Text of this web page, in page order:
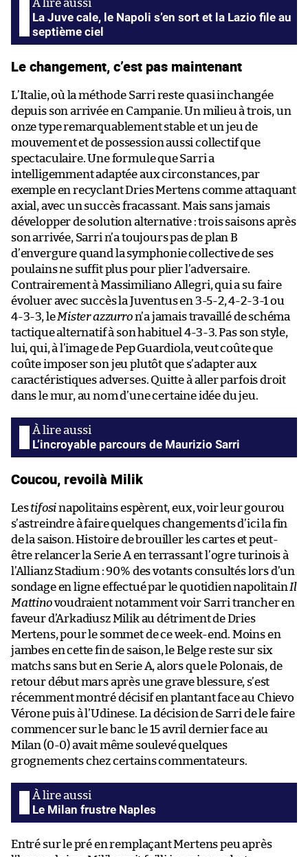
La Juve cale, le Napoli s’en sort et la Lazio file au
septième ciel
Le changement, c’est pas maintenant
L’Italie, où la méthode Sarri reste quasi inchangée
depuis son arrivée en Campanie. Un milieu à trois, un
onze type remarquablement stable et un jeu de
mouvement et de possession aussi collectif que
spectaculaire. Une formule que Sarri a
intelligemment adaptée aux circonstances, par
exemple en recyclant Dries Mertens comme attaquant
axial, avec un succès fracassant. Mais sans jamais
développer de solution alternative : trois saisons après
son arrivée, Sarri n’a toujours pas de plan B
d’envergure quand la symphonie collective de ses
poulains ne suffit plus pour plier l’adversaire.
Contrairement à Massimiliano Allegri, qui a su faire
évoluer avec succès la Juventus en 3-5-2, 4-2-3-1 ou
4-3-3, leMister azzurron’a jamais travaillé de schéma
tactique alternatif à son habituel 4-3-3. Pas son style,
lui, qui, à l’image de Pep Guardiola, veut coûte que
coûte imposer son jeu plutôt que s’adapter aux
caractéristiques adverses. Quitte à aller parfois droit
dans le mur, au nom d’une certaine idée du jeu.
L’incroyable parcours de Maurizio Sarri
Coucou, revoilà Milik
Lestifosinapolitains espèrent, eux, voir leur gourou
s’astreindre à faire quelques changements d’ici la fin
de la saison. Histoire de brouiller les cartes et peut-
être relancer la Serie A en terrassant l’ogre turinois à
l’Allianz Stadium : 90% des votants consultés lors d’un
sondage en ligne effectué par le quotidien napolitain Il
Mattinovoudraient notamment voir Sarri trancher en
faveur d’Arkadiusz Milik au détriment de Dries
Mertens, pour le sommet de ce week-end. Moins en
jambes en cette fin de saison, le Belge reste sur six
matchs sans but en Serie A, alors que le Polonais, de
retour début mars après une grave blessure, s’est
récemment montré décisif en plantant face au Chievo
Vérone puis à l’Udinese. La décision de Sarri de le faire
commencer sur le banc le 15 avril dernier face au
Milan (0-0) avait même soulevé quelques
grognements chez certains commentateurs.
Le Milan frustre Naples
Entré sur le pré en remplaçant Mertens peu après